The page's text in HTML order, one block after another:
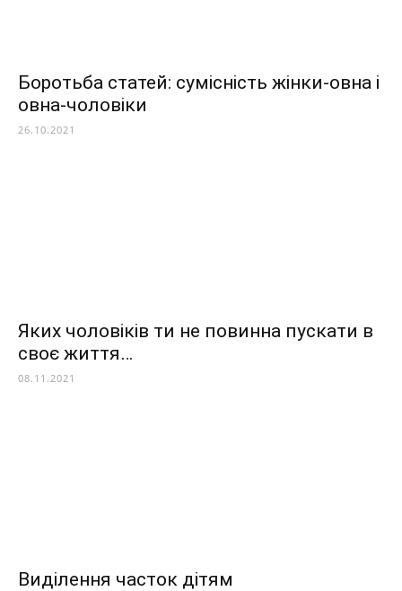
Боротьба статей: сумісність жінки-овна і
овна-чоловіки
26.10.2021
Яких чоловіків ти не повинна пускати в
своє життя…
08.11.2021
Виділення часток дітям